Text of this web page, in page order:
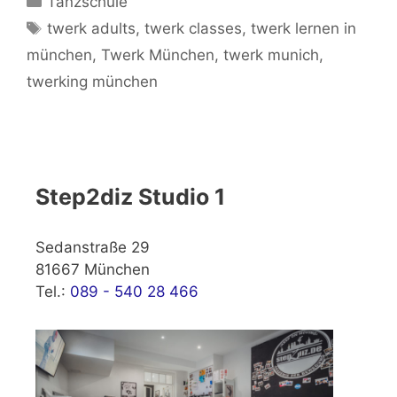
Schlagwörter
twerk adults,twerk classes,twerk lernen in
münchen, Twerk München, twerk munich,
twerking münchen
Step2diz Studio 1
Sedanstraße 29
81667 München
Tel.: 089 - 540 28 466